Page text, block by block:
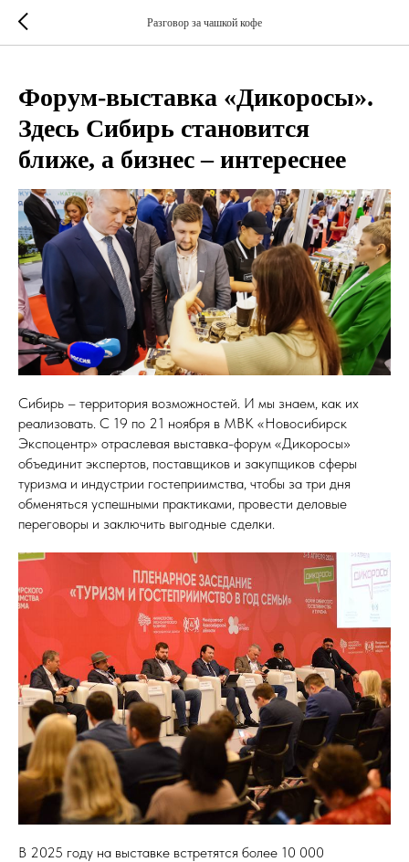
Разговор за чашкой кофе
Форум-выставка «Дикоросы».
Здесь Сибирь становится
ближе, а бизнес – интереснее
Сибирь – территория возможностей. И мы знаем, как их
реализовать. С 19 по 21 ноября в МВК «Новосибирск
Экспоцентр» отраслевая выставка-форум «Дикоросы»
объединит экспертов, поставщиков и закупщиков сферы
туризма и индустрии гостеприимства, чтобы за три дня
обменяться успешными практиками, провести деловые
переговоры и заключить выгодные сделки.
В 2025 году на выставке встретятся более 10 000